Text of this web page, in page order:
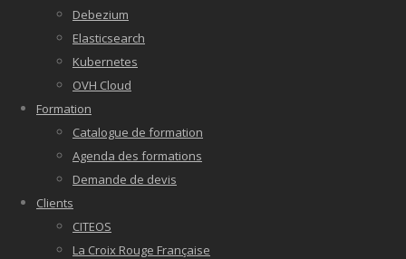
Debezium
Elasticsearch
Kubernetes
OVH Cloud
Formation
Catalogue de formation
Agenda des formations
Demande de devis
Clients
CITEOS
La Croix Rouge Française